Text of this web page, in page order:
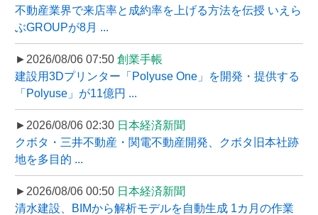
不動産業界で来店率と成約率を上げる方法を伝授 いえら
ぶGROUPが8月 ...
►2026/08/06 07:50 創業手帳
建設用3Dプリンター「Polyuse One」を開発・提供する
「Polyuse」が11億円 ...
►2026/08/06 02:30 日本経済新聞
クボタ・三井不動産・関電不動産開発、クボタ旧本社跡
地を多目的 ...
►2026/08/06 00:50 日本経済新聞
清水建設、BIMから解析モデルを自動生成 1カ月の作業